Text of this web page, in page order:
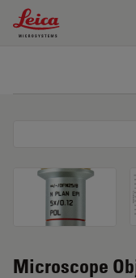
Leica Microsystems
Microscope